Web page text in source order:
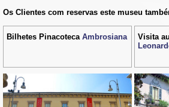
Os Clientes com reservas este museu
Bilhetes Pinacoteca Ambrosiana Visita